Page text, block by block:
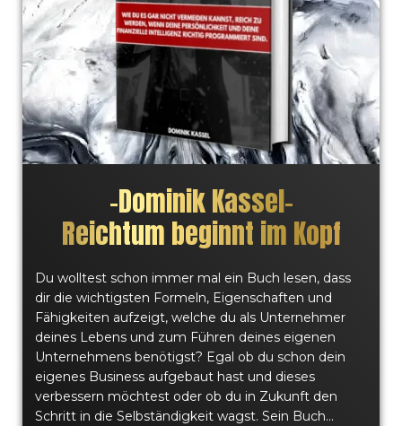
–Dominik Kassel–
Reichtum beginnt im Kopf
Du wolltest schon immer mal ein Buch lesen, dass
dir die wichtigsten Formeln, Eigenschaften und
Fähigkeiten aufzeigt, welche du als Unternehmer
deines Lebens und zum Führen deines eigenen
Unternehmens benötigst? Egal ob du schon dein
eigenes Business aufgebaut hast und dieses
verbessern möchtest oder ob du in Zukunft den
Schritt in die Selbständigkeit wagst. Sein Buch...